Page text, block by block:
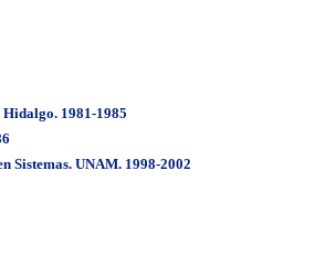
1981-1985
Sistemas. UNAM. 1998-2002